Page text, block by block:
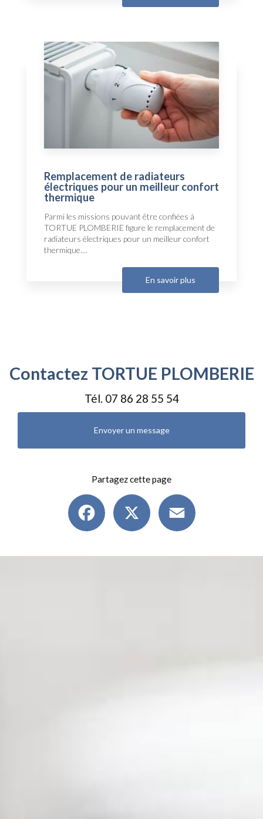
Remplacement de radiateurs
électriques pour un meilleur confort
thermique
Parmi les missions pouvant être confiées à
TORTUE PLOMBERIE figure le remplacement de
radiateurs électriques pour un meilleur confort
thermique....
En savoir plus
Contactez TORTUE PLOMBERIE
Tél. 07 86 28 55 54
Envoyer un message
Partagez cette page
Facebook